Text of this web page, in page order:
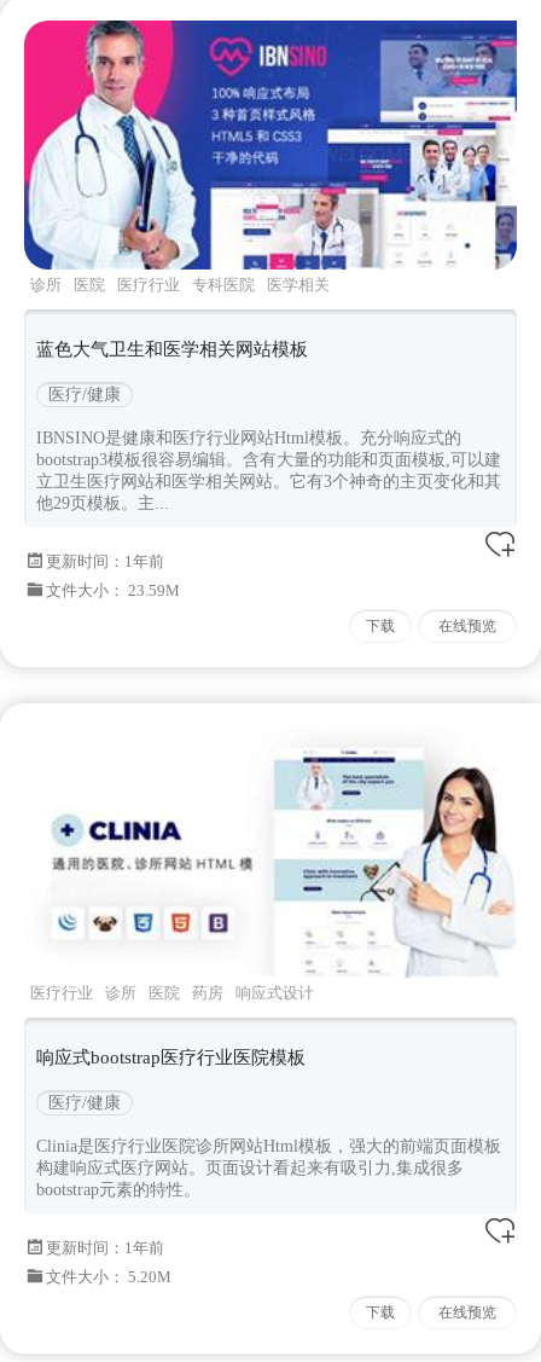
诊所 医院 医疗行业 专科医院 医学相关
蓝色大气卫生和医学相关网站模板
医疗/健康
IBNSINO是健康和医疗行业网站Html模板。充分响应式的
bootstrap3模板很容易编辑。含有大量的功能和页面模板,可以建
立卫生医疗网站和医学相关网站。它有3个神奇的主页变化和其
他29页模板。主...
更新时间： 1年前
文件大小： 23.59M
下载 在线预览
医疗行业 诊所 医院 药房 响应式设计
响应式bootstrap医疗行业医院模板
医疗/健康
Clinia是医疗行业医院诊所网站Html模板，强大的前端页面模板
构建响应式医疗网站。页面设计看起来有吸引力,集成很多
bootstrap元素的特性。
更新时间： 1年前
文件大小： 5.20M
下载 在线预览